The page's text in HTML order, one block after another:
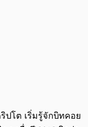
ปโต เริ่มรู้จักบิทคอย